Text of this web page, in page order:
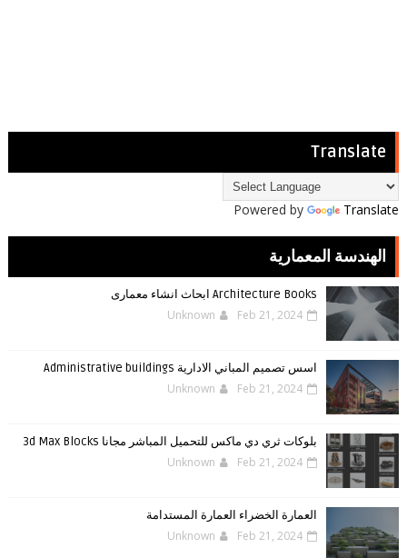
Translate
Powered by Translate
الهندسة المعمارية
Architecture Books ابحاث انشاء معمارى
Unknown Feb 21, 2024
اسس تصميم المباني الادارية Administrative buildings
Unknown Feb 21, 2024
بلوكات ثري دي ماكس للتحميل المباشر مجانا 3d Max Blocks
Unknown Feb 21, 2024
العمارة الخضراء العمارة المستدامة
Unknown Feb 21, 2024